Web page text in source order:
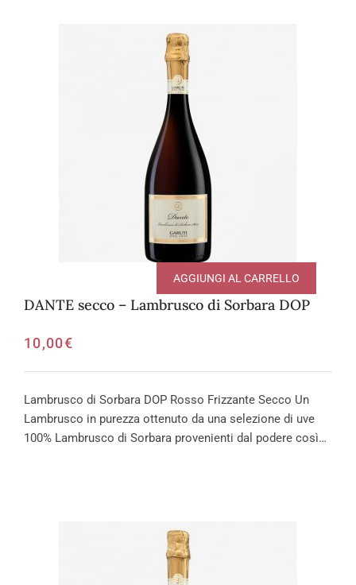
DANTE secco – Lambrusco di Sorbara DOP
10,00€
AGGIUNGI AL CARRELLO
Lambrusco di Sorbara DOP Rosso Frizzante Secco Un
Lambrusco in purezza ottenuto da una selezione di uve
100% Lambrusco di Sorbara provenienti dal podere così…